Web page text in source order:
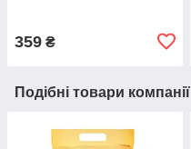
359 ₴
Подібні товари компанії